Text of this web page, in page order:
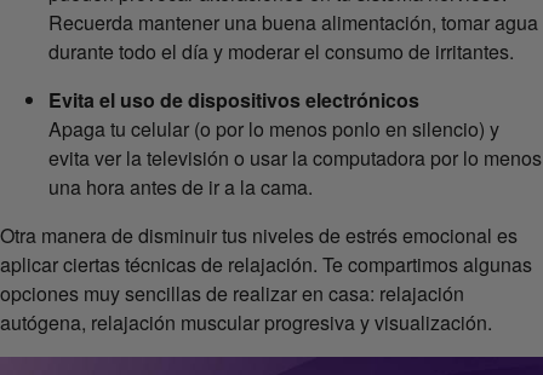
Recuerda mantener una buena alimentación, tomar agua
durante todo el día y moderar el consumo de irritantes.
Evita el uso de dispositivos electrónicos
Apaga tu celular (o por lo menos ponlo en silencio) y
evita ver la televisión o usar la computadora por lo menos
una hora antes de ir a la cama.
Otra manera de disminuir tus niveles de estrés emocional es
aplicar ciertas técnicas de relajación. Te compartimos algunas
opciones muy sencillas de realizar en casa: relajación
autógena, relajación muscular progresiva y visualización.